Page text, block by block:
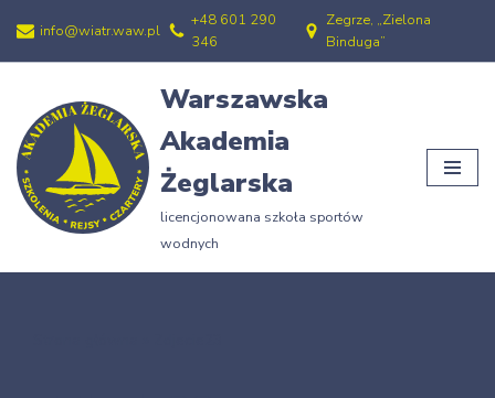
Przejdź
treści
info@wiatr.waw.pl
+48 601 290
346
Zegrze, „Zielona
Binduga”
Warszawska
Akademia
Żeglarska
licencjonowana szkoła sportów
wodnych